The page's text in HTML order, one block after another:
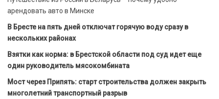
арендовать авто в Минске
В Бресте на пять дней отключат горячую воду сразу в
нескольких районах
Взятки как норма: в Брестской области под суд идет еще
один руководитель мясокомбината
Мост через Припять: старт строительства должен закрыть
многолетний транспортный разрыв